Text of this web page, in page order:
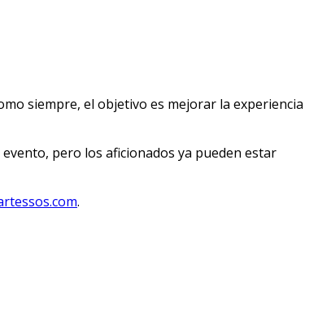
siempre, el objetivo es mejorar la experiencia
pero los aficionados ya pueden estar
.